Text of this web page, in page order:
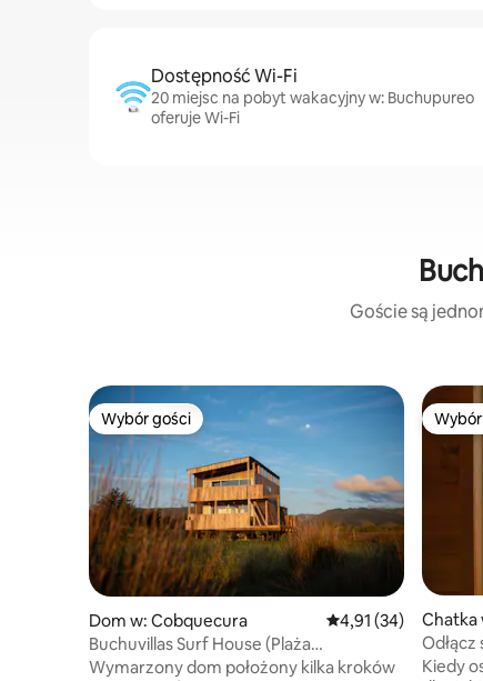
Dostępność Wi-Fi
20 miejsc na pobyt wakacyjny w: Buchupureo
oferuje Wi-Fi
Goście są
Wybór gości
Wybór gości
Dom w: Cobquecura Średnia ocena: 4,91
4,91 (34)
Buchuvillas Surf House (Plaża
Buchupureo)
Wymarzony dom położony kilka kroków
Chatka
Odłącz
Orca
Kiedy